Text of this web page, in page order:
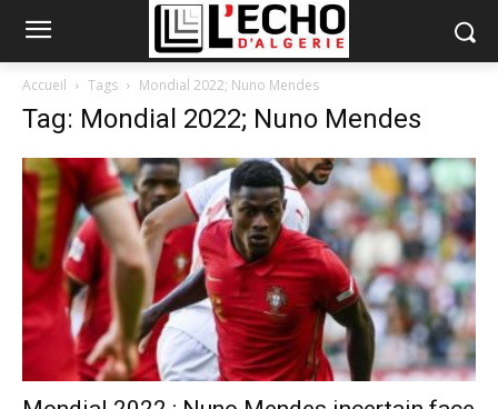
Accueil Tags Mondial 2022; Nuno Mendes
Tag: Mondial 2022; Nuno Mendes